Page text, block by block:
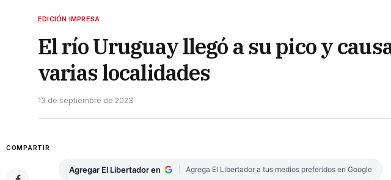
EDICIÓN IMPRESA
El río Uruguay llegó a su pico y
varias localidades
13 de septiembre de 2023
COMPARTIR
Agregar El Libertador en Agrega El Libertador a tus medios preferidos en Google